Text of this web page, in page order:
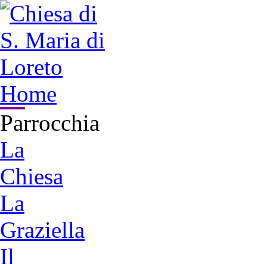
Home
Parrocchia
La
Chiesa
La
Graziella
Il